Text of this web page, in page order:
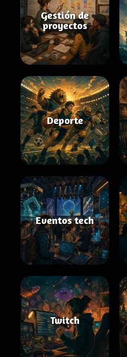
Gestión de
proyectos
Deporte
Eventos tech
Twitch